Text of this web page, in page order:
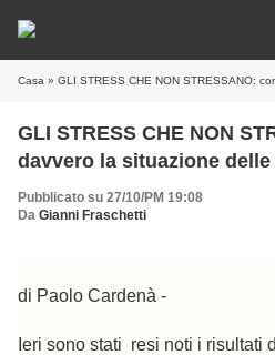
Casa » GLI STRESS CHE NON STRESSANO: come sta
GLI STRESS CHE NON
davvero la situazione
Pubblicato su 27/10/PM 19:08
Da Gianni Fraschetti
di Paolo Cardenà -
Ieri sono stati resi noti i risultati